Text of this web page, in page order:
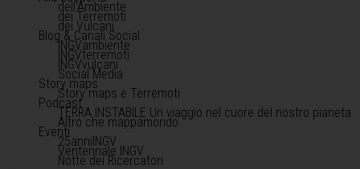
dell'Ambiente
dei Terremoti
dei Vulcani
Blog & Canali Social
INGVambiente
INGVterremoti
INGVvulcani
Social Media
Story maps
Story maps e Terremoti
Podcast
TERRA INSTABILE Un viaggio nel cuore del nostro pianeta
Altro che mappamondo
Eventi
25anniINGV
Ventennale INGV
Notte dei Ricercatori